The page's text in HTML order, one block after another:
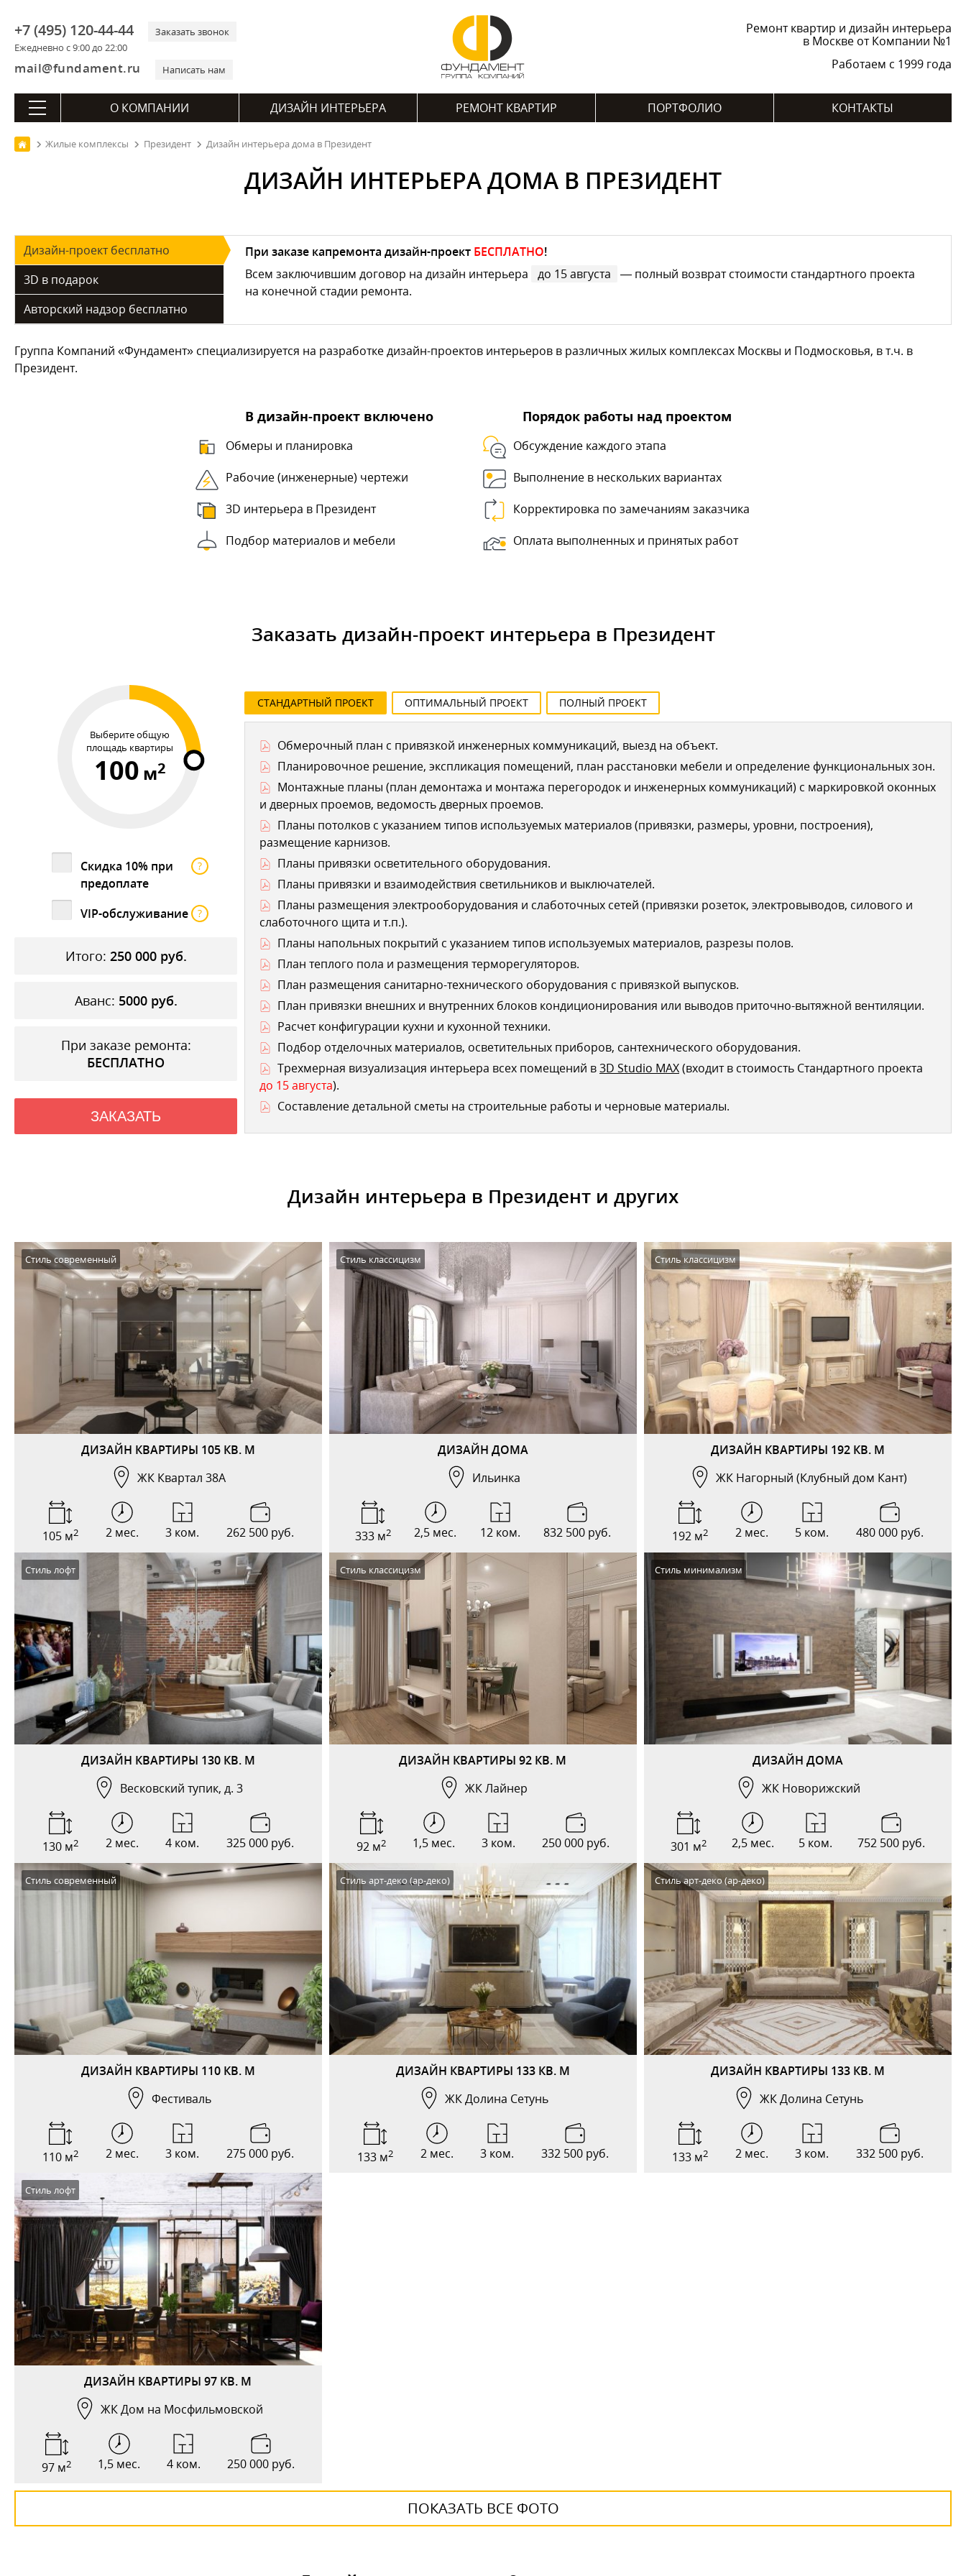
+7 (495) 120-44-44
Ежедневно с 9:00 до 22:00
Заказать звонок
mail@fundament.ru Написать нам
Ремонт квартир и дизайн интерьера
в Москве от Компании №1
Работаем с 1999 года
О КОМПАНИИ ДИЗАЙН ИНТЕРЬЕРА РЕМОНТ КВАРТИР ПОРТФОЛИО КОНТАКТЫ
Жилые комплексы Президент Дизайн интерьера дома в Президент
ДИЗАЙН ИНТЕРЬЕРА ДОМА В ПРЕЗИДЕНТ
Дизайн-проект бесплатно
3D в подарок
Авторский надзор бесплатно
При заказе капремонта дизайн-проект БЕСПЛАТНО!
Всем заключившим договор на дизайн интерьера
до 15 августа
— полный возврат стоимости стандартного проекта
на конечной стадии ремонта.
Группа Компаний «Фундамент» специализируется на разработке дизайн-проектов интерьеров в различных жилых комплексах Москвы и Подмосковья, в т.ч. в
Президент.
В дизайн-проект включено
Обмеры и планировка
Рабочие (инженерные) чертежи
3D интерьера в Президент
Подбор материалов и мебели
Порядок работы над проектом
Обсуждение каждого этапа
Выполнение в нескольких вариантах
Корректировка по замечаниям заказчика
Оплата выполненных и принятых работ
Заказать дизайн-проект интерьера в Президент
Выберите общую
площадь квартиры
100 м2
Скидка 10% при
предоплате
?
VIP-обслуживание ?
Итого: 250 000 руб.
Аванс: 5000 руб.
При заказе ремонта:
БЕСПЛАТНО
ЗАКАЗАТЬ
СТАНДАРТНЫЙ ПРОЕКТ ОПТИМАЛЬНЫЙ ПРОЕКТ ПОЛНЫЙ ПРОЕКТ
Обмерочный план с привязкой инженерных коммуникаций, выезд на объект.
Планировочное решение, экспликация помещений, план расстановки мебели и определение функциональных зон.
Монтажные планы (план демонтажа и монтажа перегородок и инженерных коммуникаций) с маркировкой оконных
и дверных проемов, ведомость дверных проемов.
Планы потолков с указанием типов используемых материалов (привязки, размеры, уровни, построения),
размещение карнизов.
Планы привязки осветительного оборудования.
Планы привязки и взаимодействия светильников и выключателей.
Планы размещения электрооборудования и слаботочных сетей (привязки розеток, электровыводов, силового и
слаботочного щита и т.п.).
Планы напольных покрытий с указанием типов используемых материалов, разрезы полов.
План теплого пола и размещения терморегуляторов.
План размещения санитарно-технического оборудования с привязкой выпусков.
План привязки внешних и внутренних блоков кондиционирования или выводов приточно-вытяжной вентиляции.
Расчет конфигурации кухни и кухонной техники.
Подбор отделочных материалов, осветительных приборов, сантехнического оборудования.
Трехмерная визуализация интерьера всех помещений в3D Studio MAX(входит в стоимость Стандартного проекта
до 15 августа).
Составление детальной сметы на строительные работы и черновые материалы.
Дизайн интерьера в Президент и других
ДИЗАЙН КВАРТИРЫ 105 КВ. М
ЖК Квартал 38А
Стиль современный
105 м2 2 мес. 3 ком. 262 500 руб.
ДИЗАЙН ДОМА
Ильинка
Стиль классицизм
333 м2 2,5 мес. 12 ком. 832 500 руб.
ДИЗАЙН КВАРТИРЫ 192 КВ. М
ЖК Нагорный (Клубный дом Кант)
Стиль классицизм
192 м2 2 мес. 5 ком. 480 000 руб.
ДИЗАЙН КВАРТИРЫ 130 КВ. М
Весковский тупик, д. 3
Стиль лофт
130 м2 2 мес. 4 ком. 325 000 руб.
ДИЗАЙН КВАРТИРЫ 92 КВ. М
ЖК Лайнер
Стиль классицизм
92 м2 1,5 мес. 3 ком. 250 000 руб.
ДИЗАЙН ДОМА
ЖК Новорижский
Стиль минимализм
301 м2 2,5 мес. 5 ком. 752 500 руб.
ДИЗАЙН КВАРТИРЫ 110 КВ. М
Фестиваль
Стиль современный
110 м2 2 мес. 3 ком. 275 000 руб.
ДИЗАЙН КВАРТИРЫ 133 КВ. М
ЖК Долина Сетунь
Стиль арт-деко (ар-деко)
133 м2 2 мес. 3 ком. 332 500 руб.
ДИЗАЙН КВАРТИРЫ 133 КВ. М
ЖК Долина Сетунь
Стиль арт-деко (ар-деко)
133 м2 2 мес. 3 ком. 332 500 руб.
ДИЗАЙН КВАРТИРЫ 97 КВ. М
ЖК Дом на Мосфильмовской
Стиль лофт
97 м2 1,5 мес. 4 ком. 250 000 руб.
ПОКАЗАТЬ ВСЕ ФОТО